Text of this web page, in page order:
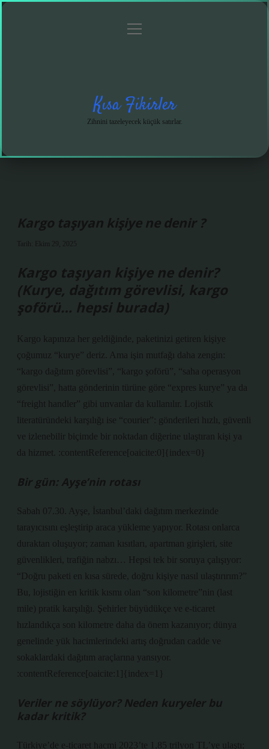
menüyü
Kısa Fikirler
Zihnini tazeleyecek küçük satırlar.
Kargo taşıyan kişiye ne denir ?
Tarih: Ekim 29, 2025
Kargo taşıyan kişiye ne denir?
(Kurye, dağıtım görevlisi, kargo
şoförü… hepsi burada)
Kargo kapınıza her geldiğinde, paketinizi getiren kişiye
çoğumuz “kurye” deriz. Ama işin mutfağı daha zengin:
“kargo dağıtım görevlisi”, “kargo şoförü”, “saha operasyon
görevlisi”, hatta gönderinin türüne göre “expres kurye” ya da
“freight handler” gibi unvanlar da kullanılır. Lojistik
literatüründeki karşılığı ise “courier”: gönderileri hızlı, güvenli
ve izlenebilir biçimde bir noktadan diğerine ulaştıran kişi ya
da hizmet. :contentReference[oaicite:0]{index=0}
Bir gün: Ayşe’nin rotası
Sabah 07.30. Ayşe, İstanbul’daki dağıtım merkezinde
tarayıcısını eşleştirip araca yükleme yapıyor. Rotası onlarca
duraktan oluşuyor; zaman kısıtları, apartman girişleri, site
güvenlikleri, trafiğin nabzı… Hepsi tek bir soruya çalışıyor:
“Doğru paketi en kısa sürede, doğru kişiye nasıl ulaştırırım?”
Bu, lojistiğin en kritik kısmı olan “son kilometre”nin (last
mile) pratik karşılığı. Şehirler büyüdükçe ve e-ticaret
hızlandıkça son kilometre daha da önem kazanıyor; dünya
genelinde yük hacimlerindeki artış doğrudan cadde ve
sokaklardaki dağıtım araçlarına yansıyor.
:contentReference[oaicite:1]{index=1}
Veriler ne söylüyor? Neden kuryeler bu
kadar kritik?
Türkiye’de e-ticaret hacmi 2023’te 1,85 trilyon TL’ye ulaştı;